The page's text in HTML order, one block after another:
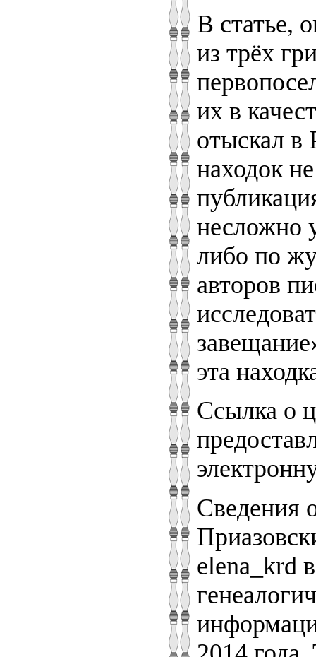
В статье,
из трёх
их в
отыскал в
находок
несложно
либо по
авторов
эта
Ссылка о
Сведения
elena_krd